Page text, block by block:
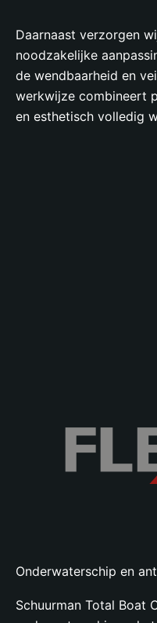
Daarnaast verzorgen
noodzakelijke
de wendbaarheid en
werkwijze combineert
en esthetisch volledig
Onderwaterschip en
Schuurman Total Boat